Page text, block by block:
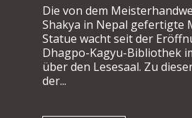
Die von dem
Shakya in Nepal gefertigte
Statue wacht seit der
Dhagpo-Kagyu-Bibliothek
über den Lesesaal. Zu
der...